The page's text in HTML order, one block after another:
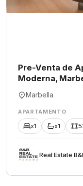
Pre-Venta de
Moderna,
Marbella
APARTAMENTO
x1 x1
Rеаl Еstаtе